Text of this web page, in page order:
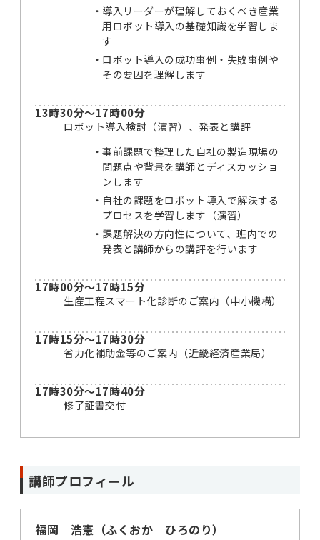
導入リーダーが理解しておくべき産業
用ロボット導入の基礎知識を学習しま
す
ロボット導入の成功事例・失敗事例や
その要因を理解します
13時30分～17時00分
ロボット導入検討（演習）、発表と講評
事前課題で整理した自社の製造現場の
問題点や背景を講師とディスカッショ
ンします
自社の課題をロボット導入で解決する
プロセスを学習します（演習）
課題解決の方向性について、班内での
発表と講師からの講評を行います
17時00分～17時15分
生産工程スマート化診断のご案内（中小機構）
17時15分～17時30分
省力化補助金等のご案内（近畿経済産業局）
17時30分～17時40分
修了証書交付
講師プロフィール
福岡 浩憲（ふくおか ひろのり）